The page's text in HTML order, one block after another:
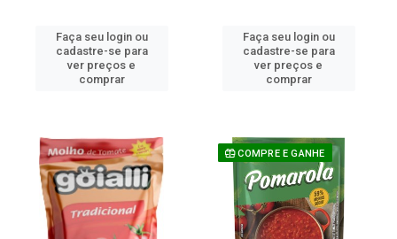
Faça seu login ou
cadastre-se para
ver preços e
comprar
Faça seu login ou
cadastre-se para
ver preços e
comprar
COMPRE E GANHE